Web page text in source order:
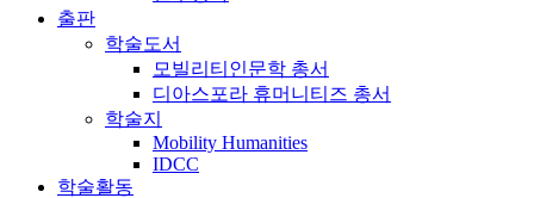
출판
학술도서
모빌리티인문학 총서
디아스포라 휴머니티즈 총서
학술지
Mobility Humanities
IDCC
학술활동